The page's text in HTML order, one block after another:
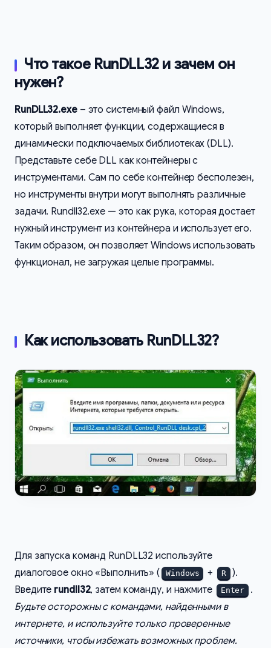
Что такое RunDLL32 и зачем он
нужен?
RunDLL32.exe– это системный файл Windows,
который выполняет функции, содержащиеся в
динамически подключаемых библиотеках (DLL).
Представьте себе DLL как контейнеры с
инструментами. Сам по себе контейнер бесполезен,
но инструменты внутри могут выполнять различные
задачи. Rundll32.exe — это как рука, которая достает
нужный инструмент из контейнера и использует его.
Таким образом, он позволяет Windows использовать
функционал, не загружая целые программы.
Как использовать RunDLL32?
Для запуска команд RunDLL32 используйте
диалоговое окно «Выполнить» (
Windows + R
).
Введите rundll32, затем команду, и нажмите Enter
.
Будьте осторожны с командами, найденными в
интернете, и используйте только проверенные
источники, чтобы избежать возможных проблем.